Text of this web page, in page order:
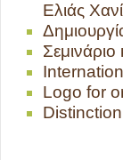
Ελιάς
Logo for